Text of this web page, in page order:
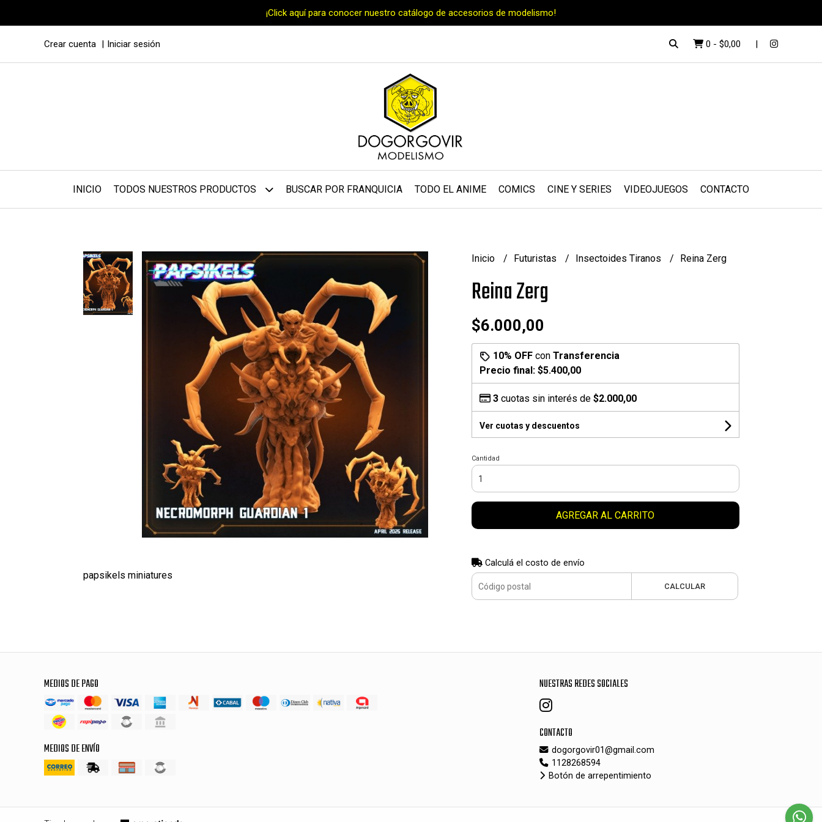
¡Click aquí para conocer nuestro catálogo de accesorios de modelismo!
Crear cuenta Iniciar sesión 0 - $0,00
INICIO TODOS NUESTROS PRODUCTOS BUSCAR POR FRANQUICIA TODO EL ANIME COMICS CINE Y SERIES VIDEOJUEGOS CONTACTO
papsikels miniatures
Inicio Futuristas Insectoides Tiranos Reina Zerg
Reina Zerg
$6.000,00
10% OFFcon Transferencia
Precio final: $5.400,00
3cuotas sin interés de $2.000,00
Ver cuotas y descuentos
Cantidad
AGREGAR AL CARRITO
Calculá el costo de envío
CALCULAR
MEDIOS DE PAGO
MEDIOS DE ENVÍO
NUESTRAS REDES SOCIALES
CONTACTO
dogorgovir01@gmail.com
1128268594
Botón de arrepentimiento